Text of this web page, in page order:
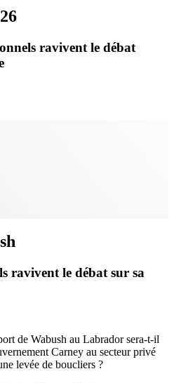
ravivent le débat
ravivent le débat sur sa
de Wabush au Labrador sera-t-il
Carney au secteur privé
levée de boucliers ?